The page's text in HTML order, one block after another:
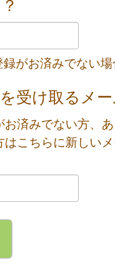
がお済みでない
受け取るメ
済みでない方、
はこちらに新しい